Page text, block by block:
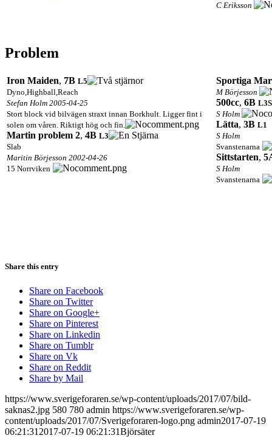
C Eriksson
Problem
Iron Maiden, 7B L5
Dyno,Highball,Reach
Stefan Holm 2005-04-25
Stort block vid bilvägen straxt innan Borkhult. Ligger fint i
solen om våren. Riktigt hög och fin.
Martin problem 2, 4B L3
Slab
Maritin Börjesson 2002-04-26
15 Norrviken
Sportiga
M Börjesson
500cc, 6B L3S
S Holm
Lätta, 3B L1
S Holm
Svanstenarna
Sittstarten,
S Holm
Svanstenarna
Share this entry
Share on Facebook
Share on Twitter
Share on Google+
Share on Pinterest
Share on Linkedin
Share on Tumblr
Share on Vk
Share on Reddit
Share by Mail
https://www.sverigeforaren.se/wp-content/uploads/2017/07/bild-
saknas2.jpg 580 780 admin https://www.sverigeforaren.se/wp-
content/uploads/2017/07/Sverigeforaren-logo.png admin2017-07-19
06:21:31 2017-07-19 06:21:31Björsäter